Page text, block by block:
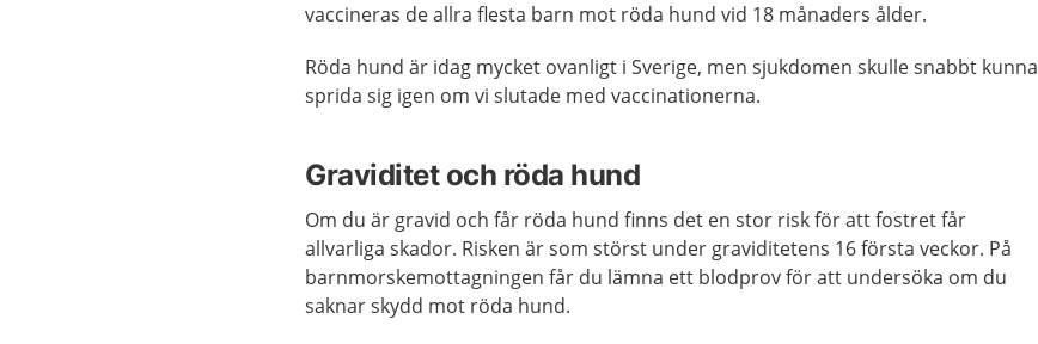
vaccineras de allra flesta barn mot röda hund vid 18 månaders ålder.
Röda hund är idag mycket ovanligt i Sverige, men sjukdomen skulle snabbt kunna
sprida sig igen om vi slutade med vaccinationerna.
Graviditet och röda hund
Om du är gravid och får röda hund finns det en stor risk för att fostret får
allvarliga skador. Risken är som störst under graviditetens 16 första veckor. På
barnmorskemottagningen får du lämna ett blodprov för att undersöka om du
saknar skydd mot röda hund.